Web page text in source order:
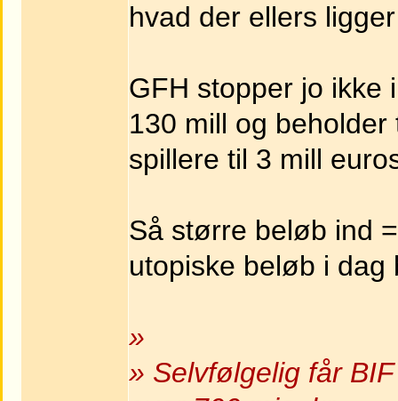
hvad der ellers
GFH stopper jo ikke
130 mill og
spillere til 3 mill
Så større beløb ind
utopiske beløb i dag
»
» Selvfølgelig får